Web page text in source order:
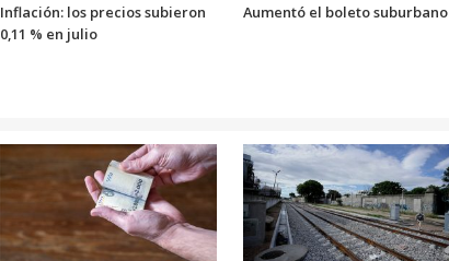
Inflación: los precios subieron
0,11 % en julio
Aumentó el boleto suburbano